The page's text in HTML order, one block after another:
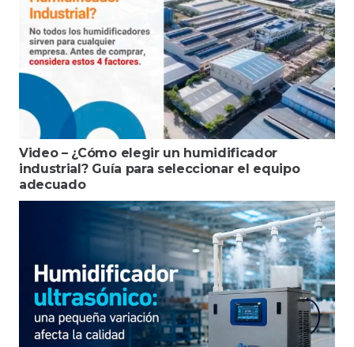
Video – ¿Cómo elegir un humidificador
industrial? Guía para seleccionar el equipo
adecuado